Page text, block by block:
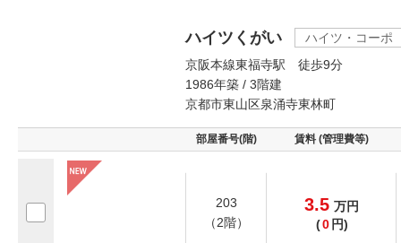
ハイツくがい
ハイツ・コーポ
京阪本線東福寺駅 徒歩9分
1986年築 / 3階建
京都市東山区泉涌寺東林町
部屋番号(階) 賃料 (管理費等)
203
（2階）
3.5 万円
(0 円)